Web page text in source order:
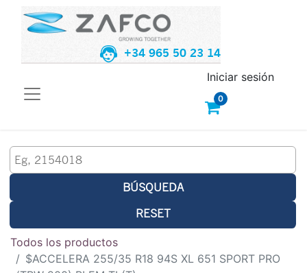
+34 965 50 23 14
0
Iniciar sesión
BÚSQUEDA
RESET
Todos los productos
$ACCELERA 255/35 R18 94S XL 651 SPORT PRO